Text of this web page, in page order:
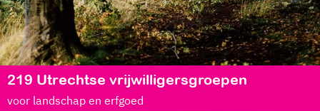
219 Utrechtse vrijwilligersgroepen
voor landschap en erfgoed